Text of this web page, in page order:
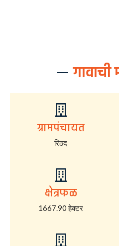
गावाची
ग्रामपंचायत
रिठद
क्षेत्रफळ
1667.90 हेक्टर